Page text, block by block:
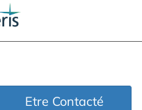
Etre Contacté